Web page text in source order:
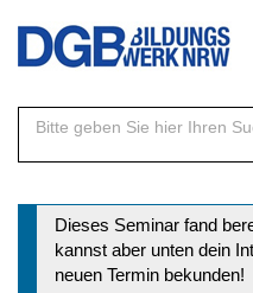
Direkt
Inhalt
Statusmeldung
Dieses Seminar fand
kannst aber unten dein
neuen Termin bekunden!